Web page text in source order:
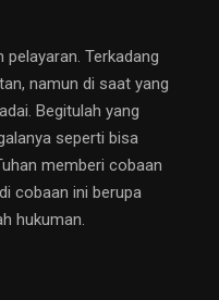
pelayaran. Terkadang
namun di saat yang
Begitulah yang
seperti bisa
memberi cobaan
cobaan ini berupa
hukuman.